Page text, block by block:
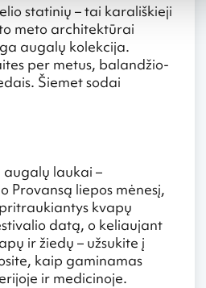
statinių – tai karališkieji
meto architektūrai
augalų kolekcija.
per metus, balandžio-
Šiemet sodai
laukai –
Provansą liepos mėnesį,
kvapų
datą, o keliaujant
ir žiedų – užsukite į
kaip gaminamas
ir medicinoje.